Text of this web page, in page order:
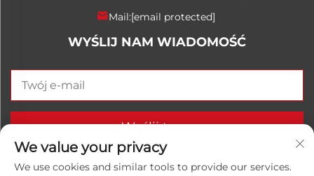
Mail:[email protected]
WYŚLIJ NAM WIADOMOŚĆ
Wyślij teraz
We value your privacy
We use cookies and similar tools to provide our services.